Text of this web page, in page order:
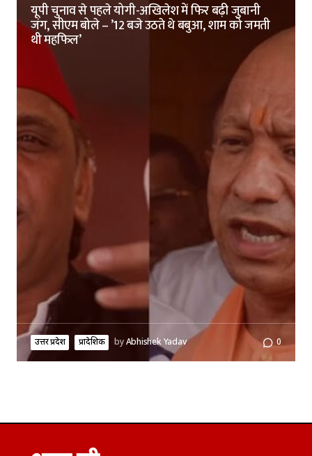
यूपी चुनाव से पहले योगी-अखिलेश में फिर बढ़ी जुबानी
जंग, सीएम बोले – ’12 बजे उठते थे बबुआ, शाम को जमती
थी महफिल’
उत्तर प्रदेश प्रादेशिक byAbhishek Yadav 0